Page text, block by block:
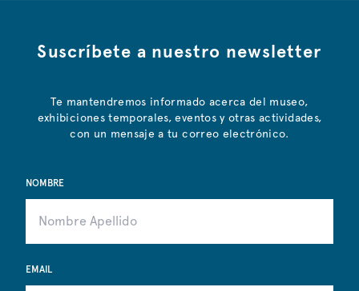
Suscríbete a nuestro newsletter
Te mantendremos informado acerca del museo,
exhibiciones temporales, eventos y otras actividades,
con un mensaje a tu correo electrónico.
NOMBRE
EMAIL